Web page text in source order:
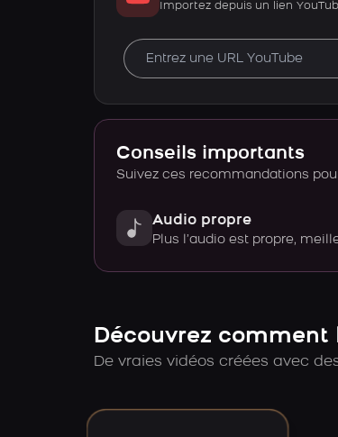
Importez depuis un lien
Conseils importants
Suivez ces recommandations
Audio propre
Plus l’audio est propre,
Découvrez
De vraies vidéos créées avec